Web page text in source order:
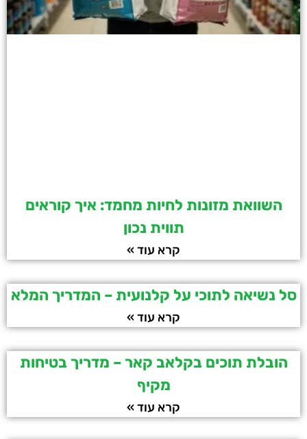
השוואת מזונות לחיות מחמד: איך קוראים
תווית נכון
קרא עוד »
סל נשיאה לתוכי על קלנועית – המדריך המלא
קרא עוד »
הובלת תוכים בקלאב קאר – מדריך בטיחות
מקיף
קרא עוד »